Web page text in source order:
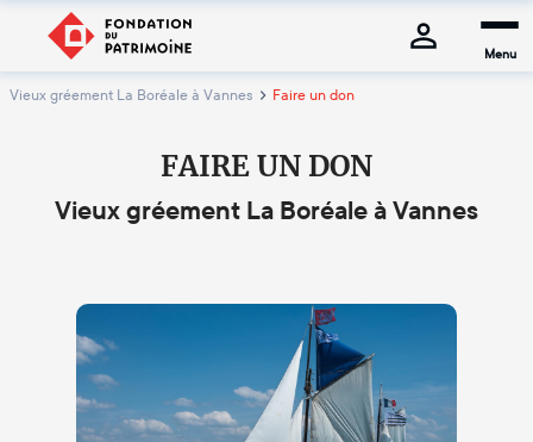
Menu
Vieux gréement La Boréale à Vannes Faire un don
FAIRE UN DON
Vieux gréement La Boréale à Vannes